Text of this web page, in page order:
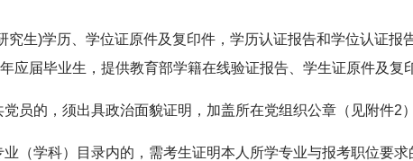
究生)学历、学位证原件及复印件，学历认证报告和学位认证报
应届毕业生，提供教育部学籍在线验证报告、学生证原件及复
员的，须出具政治面貌证明，加盖所在党组织公章（见附件2）
（学科）目录内的，需考生证明本人所学专业与报考职位要